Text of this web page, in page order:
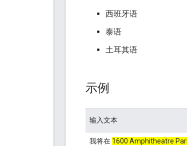
西班牙语
泰语
土耳其语
示例
输入文本
我将在 1600 Amphitheatre